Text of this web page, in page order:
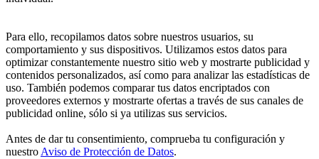
Para ello, recopilamos datos sobre nuestros usuarios, su
comportamiento y sus dispositivos. Utilizamos estos datos para
optimizar constantemente nuestro sitio web y mostrarte publicidad y
contenidos personalizados, así como para analizar las estadísticas de
uso. También podemos comparar tus datos encriptados con
proveedores externos y mostrarte ofertas a través de sus canales de
publicidad online, sólo si ya utilizas sus servicios.
Antes de dar tu consentimiento, comprueba tu configuración y
nuestro Aviso de Protección de Datos.